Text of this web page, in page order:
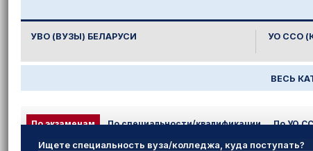
УВО (ВУЗЫ) БЕЛАРУСИ УО ССО
ВЕСЬ
По экзаменам По специальности/квалификации По УО
Ищете специальность вуза/колледжа, куда поступать?